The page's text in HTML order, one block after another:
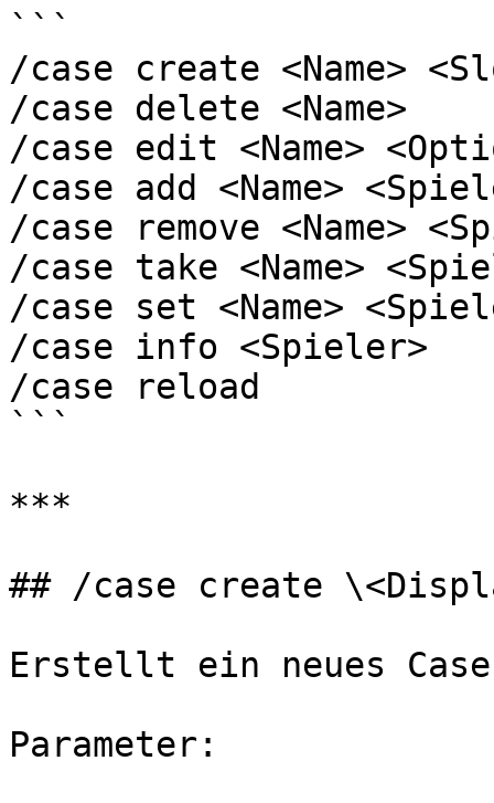
```
/case create <Name>
/case delete <Name>
/case edit <Name>
/case add <Name>
/case remove <Name>
/case take <Name>
/case set <Name>
/case info <Spieler>
/case reload
```
***
## /case create
Erstellt ein neues
Parameter: